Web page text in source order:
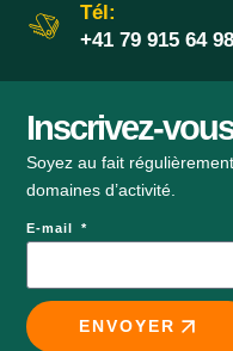
Tél:
+41 79 915 64 98
Inscrivez-
Soyez au fait
domaines d’activité.
E-mail
ENVOYER